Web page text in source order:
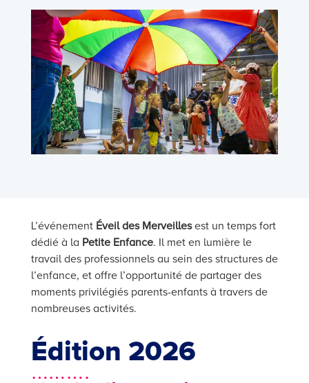
L’événement Éveil des Merveillesest un temps fort
dédié à la Petite Enfance. Il met en lumière le
travail des professionnels au sein des structures de
l’enfance, et offre l’opportunité de partager des
moments privilégiés parents-enfants à travers de
nombreuses activités.
Édition 2026
……….